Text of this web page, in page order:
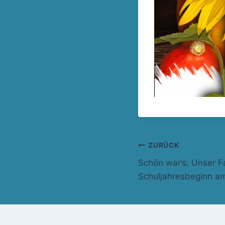
ZURÜCK
Schön war’s: Unser
Schuljahresbeginn